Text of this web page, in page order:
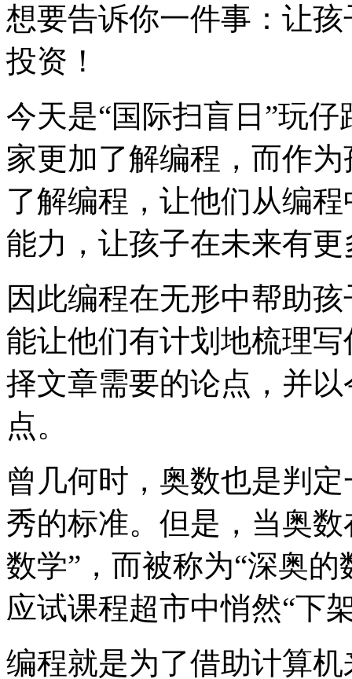
想要告诉你一件事：让
投资！
今天是“国际扫盲日”玩
家更加了解编程，而作
了解编程，让他们从编
能力，让孩子在未来有
因此编程在无形中帮助
能让他们有计划地梳理
择文章需要的论点，并
点。
曾几何时，奥数也是判
秀的标准。但是，当奥
数学”，而被称为“深奥
应试课程超市中悄然“下
编程就是为了借助计算